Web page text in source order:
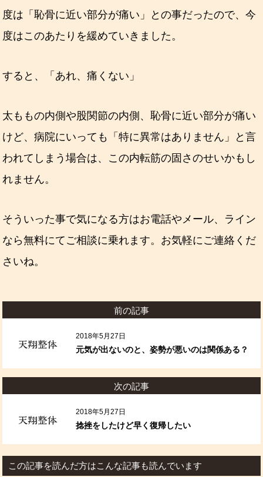
度は「恥骨に近い部分が痛い」との事だったので、今
度はこのあたりを緩めていきました。
すると、「あれ、痛くない」
太ももの内側や股関節の内側、恥骨に近い部分が痛い
けど、病院にいっても「特に異常はありません」と言
われてしまう場合は、この内転筋の固さのせいかもし
れません。
そういった事で気になる方はお電話やメール、ライン
なら無料にてご相談に乗れます。お気軽にご連絡くだ
さいね。
前の記事
2018年5月27日
元気が出ないのと、姿勢が悪いのは関係ある？
次の記事
2018年5月27日
捻挫をしたけど早く復帰したい
この記事を読んだ方はこんな記事も読んでいます